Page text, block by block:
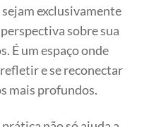
exclusivamente
sobre sua
É um espaço onde
e se reconectar
mais profundos.